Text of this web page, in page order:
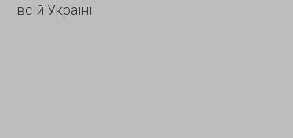
всій Україні.